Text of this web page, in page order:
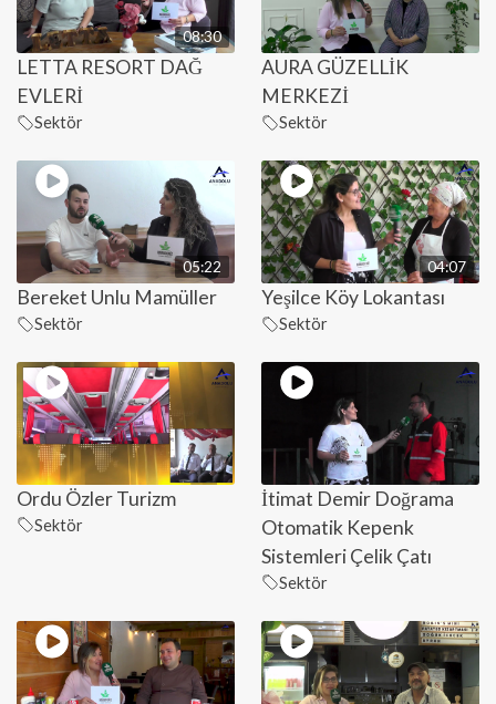
08:30
LETTA RESORT DAĞ
EVLERİ
Sektör
AURA GÜZELLİK
MERKEZİ
Sektör
05:22
Bereket Unlu Mamüller
Sektör
04:07
Yeşilce Köy Lokantası
Sektör
Ordu Özler Turizm
Sektör
İtimat Demir Doğrama
Otomatik Kepenk
Sistemleri Çelik Çatı
Sektör